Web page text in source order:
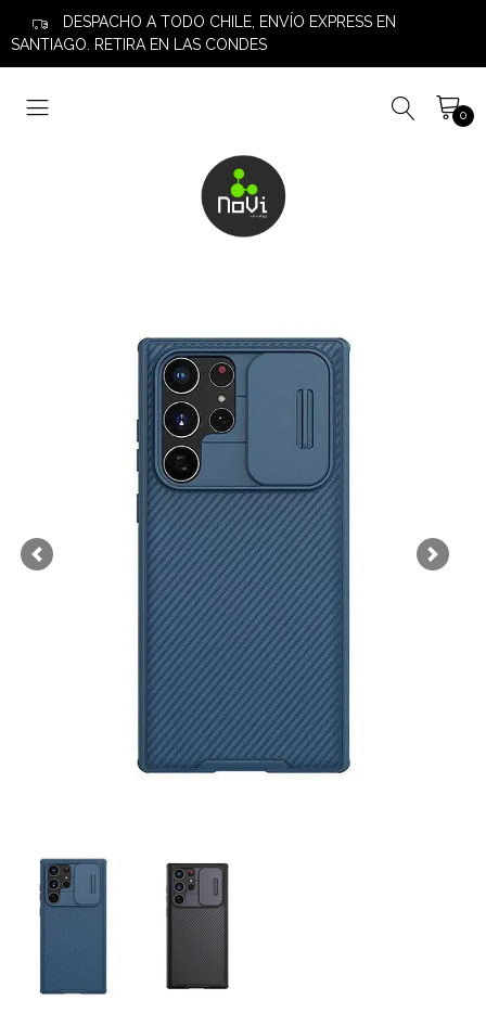
DESPACHO A TODO CHILE, ENVÍO EXPRESS EN
SANTIAGO. RETIRA EN LAS CONDES
0
Previous Next